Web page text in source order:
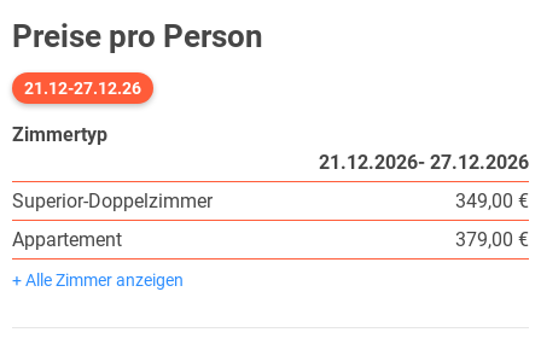
Preise pro Person
21.12-27.12.26
Zimmertyp
Superior-Doppelzimmer
Appartement
+ Alle Zimmer anzeigen
21.12.2026- 27.12.2026
349,00 €
379,00 €